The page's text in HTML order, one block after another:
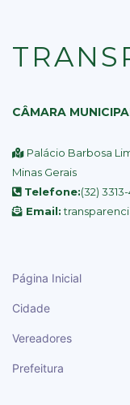
CÂMARA
Palácio Barbosa
Minas Gerais
Telefone:(32)
Email:
Página Inicial
Cidade
Vereadores
Prefeitura